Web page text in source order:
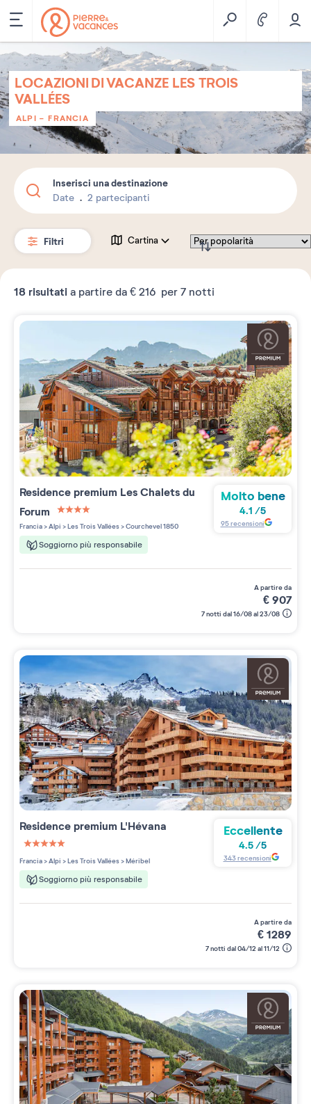
LOCAZIONI DI VACANZE LES TROIS
VALLÉES
ALPI-FRANCIA
Inserisci una destinazione
Date 2 partecipanti
Filtri Cartina
18 risultati a partire da € 216 per 7 notti
Residence premium Les Chalets du
Forum
4 étoiles sur 5
Francia>Alpi >Les Trois Vallées>Courchevel 1850
Soggiorno più responsabile
Molto bene
4.1 /5
95recensioni
a partire da
€907
7 notti dal 16/08 al 23/08
Residence premium L'Hévana
5 étoiles sur 5
Francia>Alpi >Les Trois Vallées>Méribel
Soggiorno più responsabile
Eccellente
4.5/5
343recensioni
a partire da
€1289
7 notti dal 04/12 al 11/12